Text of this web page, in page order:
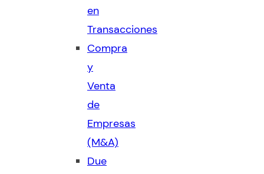
en
Transacciones
Compra
y
Venta
de
Empresas
(M&A)
Due